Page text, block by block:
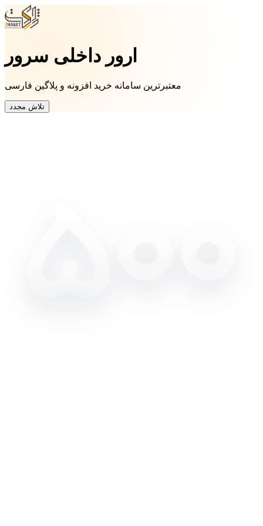
ارور داخلی سرور
معتبرترین سامانه خرید افزونه و پلاگین فارسی
تلاش مجدد